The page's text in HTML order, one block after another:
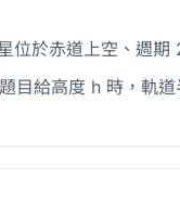
於赤道上空、週期
目給高度 h 時，軌